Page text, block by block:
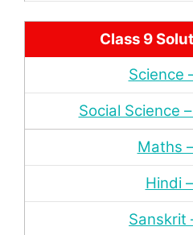
Class 9
Science –
Social Science –
Maths
Hindi –
Sanskrit